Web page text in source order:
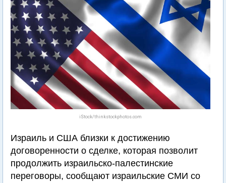
iStock/thinkstockphotos.com
Израиль и США близки к достижению
договоренности о сделке, которая позволит
продолжить израильско-палестинские
переговоры, сообщают израильские СМИ со